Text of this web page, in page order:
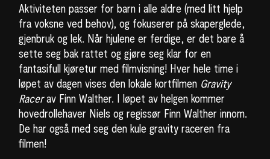
Aktiviteten passer for barn i alle aldre (med litt hjelp
fra voksne ved behov), og fokuserer på skaperglede,
gjenbruk og lek. Når hjulene er ferdige, er det bare å
sette seg bak rattet og gjøre seg klar for en
fantasifull kjøretur med filmvisning! Hver hele time i
løpet av dagen vises den lokale kortfilmen Gravity
Racerav Finn Walther. I løpet av helgen kommer
hovedrollehaver Niels og regissør Finn Walther innom.
De har også med seg den kule gravity raceren fra
filmen!